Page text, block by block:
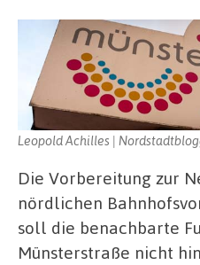
Leopold Achilles |
Die Vorbereitung zur
nördlichen
soll die benachbarte
Münsterstraße nicht